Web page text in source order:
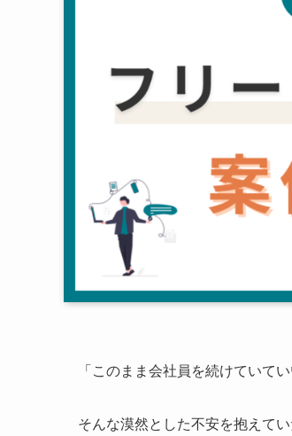
「このまま会社員を続けていて
そんな漠然とした不安を抱えて